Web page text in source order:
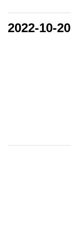
2022-10-20